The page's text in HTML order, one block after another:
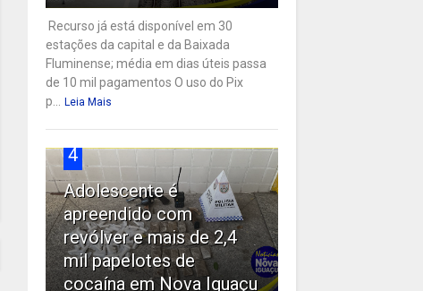
Recurso já está disponível em 30
estações da capital e da Baixada
Fluminense; média em dias úteis passa
de 10 mil pagamentos O uso do Pix
p...
Leia Mais
4
Adolescente é
apreendido com
revólver e mais de 2,4
mil papelotes de
cocaína em Nova Iguaçu